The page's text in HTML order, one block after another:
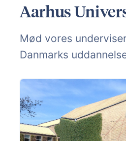
Aarhus
Mød vores
Danmarks